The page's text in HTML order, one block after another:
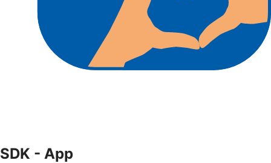
SDK - App